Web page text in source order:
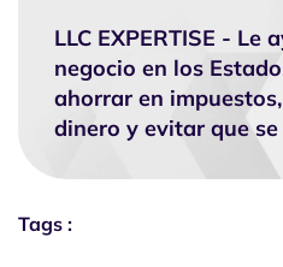
LLC EXPERTISE - Le
negocio en los
ahorrar en
dinero y evitar que
Tags :